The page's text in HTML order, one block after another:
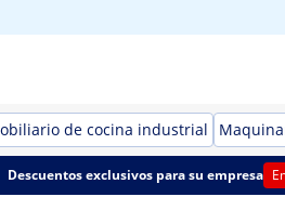
de cocina industrial
Descuentos exclusivos para su empresa